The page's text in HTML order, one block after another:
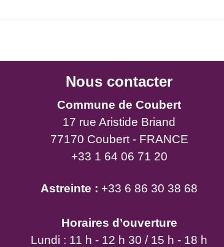
Nous contacter
Commune de Coubert
17 rue Aristide Briand
77170 Coubert - FRANCE
+33 1 64 06 71 20
Astreinte : +33 6 86 30 38 68
Horaires d’ouverture
Lundi : 11 h - 12 h 30 / 15 h - 18 h